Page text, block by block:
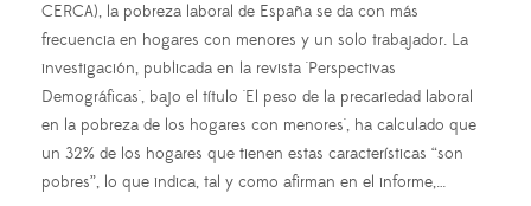
CERCA), la pobreza laboral de España se da con más
frecuencia en hogares con menores y un solo trabajador. La
investigación, publicada en la revista 'Perspectivas
Demográficas', bajo el título 'El peso de la precariedad laboral
en la pobreza de los hogares con menores', ha calculado que
un 32% de los hogares que tienen estas características “son
pobres”, lo que indica, tal y como afirman en el informe,…